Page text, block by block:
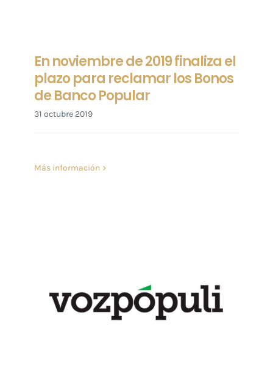
En noviembre de 2019 finaliza el
plazo para reclamar los Bonos
de Banco Popular
31 octubre 2019
Más información